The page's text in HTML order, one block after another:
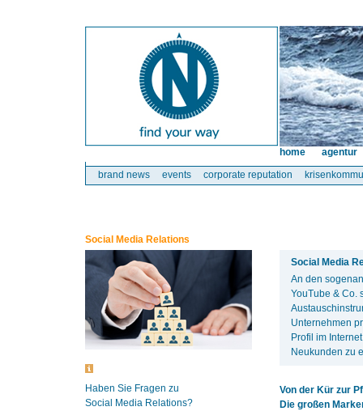
brand news events corporate reputation
home agentur
Social Media Relations
Haben Sie Fragen zu
Social Media Relations?
Social Media
An den
YouTube & Co.
Unternehmen
Profil im
Neukunden zu
Von der Kür zur
Die großen